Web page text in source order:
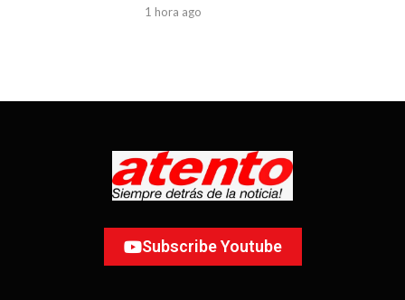
1 hora ago
Subscribe Youtube